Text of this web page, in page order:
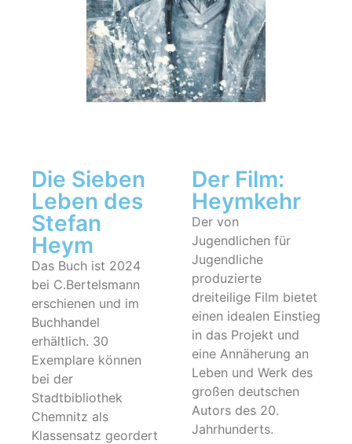
Die Sieben
Leben des
Stefan
Heym
Das Buch ist 2024
bei C.Bertelsmann
erschienen und im
Buchhandel
erhältlich. 30
Exemplare können
bei der
Stadtbibliothek
Chemnitz als
Klassensatz geordert
Der Film:
Heymkehr
Der von
Jugendlichen für
Jugendliche
produzierte
dreiteilige Film bietet
einen idealen Einstieg
in das Projekt und
eine Annäherung an
Leben und Werk des
großen deutschen
Autors des 20.
Jahrhunderts.